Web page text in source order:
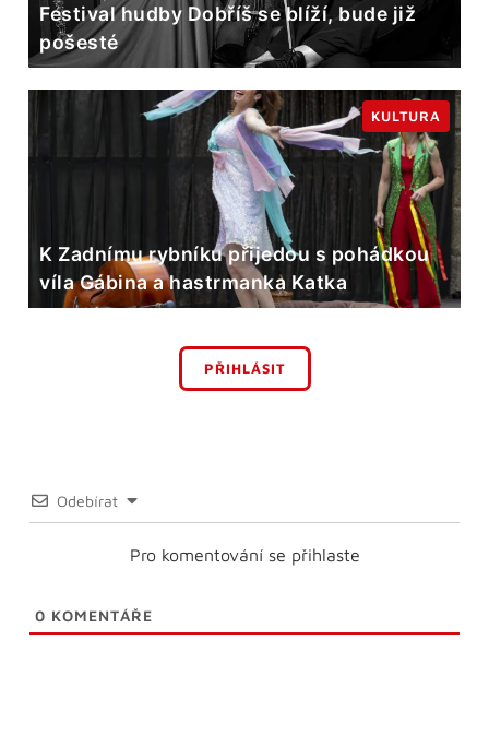
Festival hudby Dobříš se blíží, bude již
pošesté
K Zadnímu rybníku přijedou s pohádkou
víla Gábina a hastrmanka Katka
KULTURA
PŘIHLÁSIT
Odebírat
Pro komentování se přihlaste
0 KOMENTÁŘE